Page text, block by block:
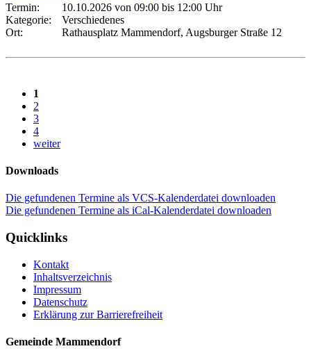
Termin:
10.10.2026 von 09:00 bis 12:00 Uhr
Kategorie:
Verschiedenes
Ort:
Rathausplatz Mammendorf, Augsburger Straße 12
1
2
3
4
weiter
Downloads
Die gefundenen Termine als VCS-Kalenderdatei downloaden
Die gefundenen Termine als iCal-Kalenderdatei downloaden
Quicklinks
Kontakt
Inhaltsverzeichnis
Impressum
Datenschutz
Erklärung zur Barrierefreiheit
Gemeinde Mammendorf